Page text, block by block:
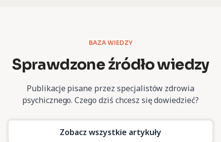
BAZA WIEDZY
Sprawdzone źródło wiedzy
Publikacje pisane przez specjalistów zdrowia
psychicznego.Czego dziś chcesz się dowiedzieć?
Zobacz wszystkie artykuły